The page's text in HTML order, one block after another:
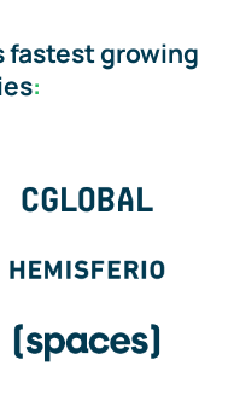
fastest growing
: